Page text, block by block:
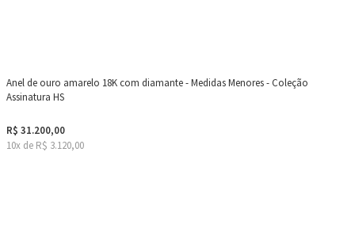
Anel de ouro amarelo 18K com diamante - Medidas Menores - Coleção
Assinatura HS
R$ 31.200,00
10x de R$ 3.120,00